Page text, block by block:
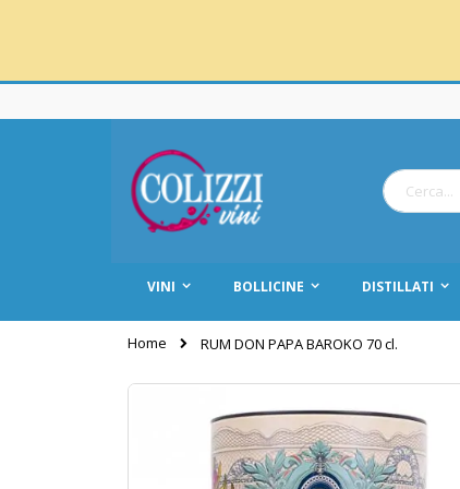
al
Cerca
VINI BOLLICINE DISTILLATI
Home RUM DON PAPA BAROKO 70 cl.
Vai